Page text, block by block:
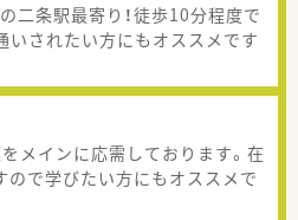
二条駅最寄り！徒歩10分程度で
いされたい方にもオススメです
メインに応需しております。在
ので学びたい方にもオススメで